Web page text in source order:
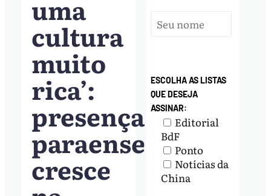
uma
cultura
muito
rica’:
presença
paraense
cresce
ESCOLHA AS LISTAS
QUE DESEJA
ASSINAR:
Editorial
BdF
Ponto
Notícias da
China